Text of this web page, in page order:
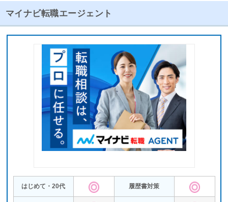
一方で、登録者が多く一つの企業への応募数が多いため、リクル
ートエージェント内の社内選考に落ちる可能性もあります。
担当エージェントが多忙なため、満足なサポートを受けら
というデメリットもあります。そんな時には、他のエージ
ェントを併用するのがおすすめです。
リクルートエージェントの公式サイトはこちら
とじる
マイナビ転職エージェント
はじめて・20代 履歴書対策